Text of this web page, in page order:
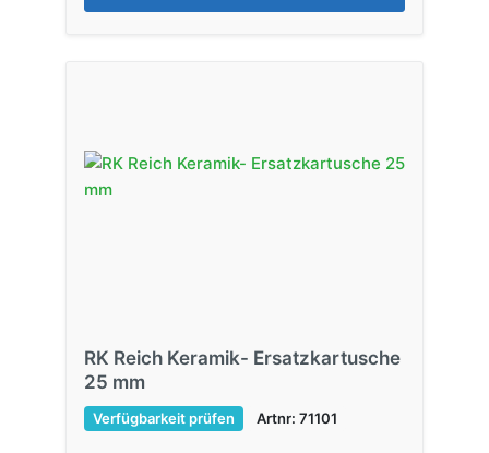
RK Reich Keramik- Ersatzkartusche
25 mm
Verfügbarkeit prüfen Artnr: 71101